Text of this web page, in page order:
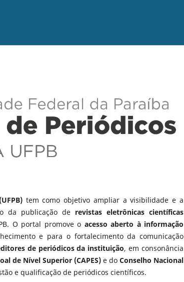
tem como objetivo ampliar a visibilidade e a
da publicação de revistas eletrônicas científicas
O portal promove o acesso aberto à informação
e para o fortalecimento da comunicação
de periódicos da instituição, em consonância
de Nível Superior (CAPES)e do Conselho Nacional
e qualificação de periódicos científicos.